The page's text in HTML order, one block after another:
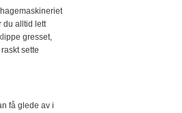
du alltid lett
gresset,
sette
få glede av i